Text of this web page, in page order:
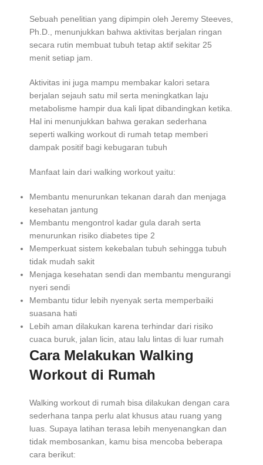
Sebuah penelitian yang dipimpin oleh Jeremy Steeves,
Ph.D., menunjukkan bahwa aktivitas berjalan ringan
secara rutin membuat tubuh tetap aktif sekitar 25
menit setiap jam.
Aktivitas ini juga mampu membakar kalori setara
berjalan sejauh satu mil serta meningkatkan laju
metabolisme hampir dua kali lipat dibandingkan ketika.
Hal ini menunjukkan bahwa gerakan sederhana
seperti walking workout di rumah tetap memberi
dampak positif bagi kebugaran tubuh
Manfaat lain dari walking workout yaitu:
Membantu menurunkan tekanan darah dan menjaga
kesehatan jantung
Membantu mengontrol kadar gula darah serta
menurunkan risiko diabetes tipe 2
Memperkuat sistem kekebalan tubuh sehingga tubuh
tidak mudah sakit
Menjaga kesehatan sendi dan membantu mengurangi
nyeri sendi
Membantu tidur lebih nyenyak serta memperbaiki
suasana hati
Lebih aman dilakukan karena terhindar dari risiko
cuaca buruk, jalan licin, atau lalu lintas di luar rumah
Cara Melakukan Walking
Workout di Rumah
Walking workout di rumah bisa dilakukan dengan cara
sederhana tanpa perlu alat khusus atau ruang yang
luas. Supaya latihan terasa lebih menyenangkan dan
tidak membosankan, kamu bisa mencoba beberapa
cara berikut: